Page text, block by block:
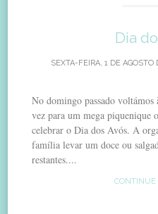
Dia
SEXTA-FEIRA, 1 DE AGOSTO
No domingo passado
vez para um mega piquenique
celebrar o Dia dos Avós. A
família levar um doce ou
restantes....
CONTINUE